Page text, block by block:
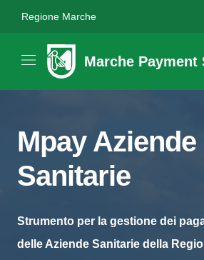
Regione Marche
Marche Payment
Mpay Aziende
Sanitarie
Strumento per la gestione dei
delle Aziende Sanitarie della